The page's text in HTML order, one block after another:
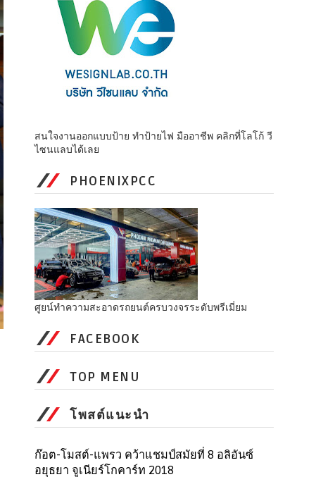
สนใจงานออกแบบป้าย ทำป้ายไฟ มืออาชีพ คลิกที่โลโก้ วี
ไซนแลบได้เลย
PHOENIXPCC
ศูยน์ทำความสะอาดรถยนต์ครบวงจรระดับพรีเมี่ยม
FACEBOOK
TOP MENU
โพสต์แนะนำ
ก๊อต-โมสต์-แพรว คว้าแชมป์สมัยที่ 8 อลิอันซ์
อยุธยา จูเนียร์โกคาร์ท 2018